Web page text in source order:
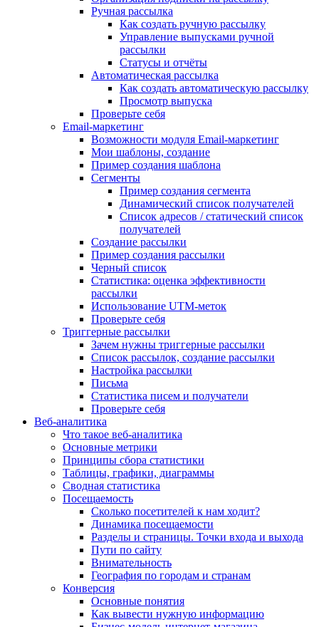
Ручная рассылка
Как создать ручную рассылку
Управление выпусками ручной
рассылки
Статусы и отчёты
Автоматическая рассылка
Как создать автоматическую рассылку
Просмотр выпуска
Проверьте себя
Email-маркетинг
Возможности модуля Email-маркетинг
Мои шаблоны, создание
Пример создания шаблона
Сегменты
Пример создания сегмента
Динамический список получателей
Список адресов / статический список
получателей
Создание рассылки
Пример создания рассылки
Черный список
Статистика: оценка эффективности
рассылки
Использование UTM-меток
Проверьте себя
Триггерные рассылки
Зачем нужны триггерные рассылки
Список рассылок, создание рассылки
Настройка рассылки
Письма
Статистика писем и получатели
Проверьте себя
Веб-аналитика
Что такое веб-аналитика
Основные метрики
Принципы сбора статистики
Таблицы, графики, диаграммы
Сводная статистика
Посещаемость
Сколько посетителей к нам ходит?
Динамика посещаемости
Разделы и страницы. Точки входа и выхода
Пути по сайту
Внимательность
География по городам и странам
Конверсия
Основные понятия
Как вывести нужную информацию